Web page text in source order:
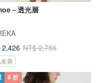
－透光層
2,426 NT$ 2,756
善
8 折